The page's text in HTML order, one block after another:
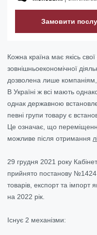
Замовити
Кожна країна має якісь
зовнішньоекономічної
дозволена лише компаніям,
В Україні ж всі мають
однак державною
певні групи товару є
Це означає, що
можливе після отримання
29 грудня 2021 року
прийнято постанову №1424
товарів, експорт та імпорт
на 2022 рік.
Існує 2 механізми: